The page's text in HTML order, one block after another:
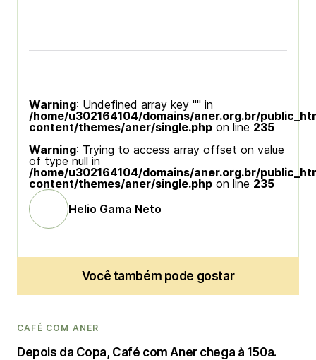
Warning: Undefined array key "" in
/home/u302164104/domains/aner.org.br/
content/themes/aner/single.php on line 235
Warning: Trying to access array offset on value
of type null in
/home/u302164104/domains/aner.org.br/
content/themes/aner/single.php on line 235
Helio Gama Neto
Você também pode gostar
CAFÉ COM ANER
Depois da Copa, Café com Aner chega à 150a.